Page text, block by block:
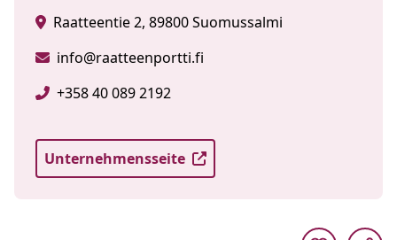
Raatteentie 2, 89800 Suomussalmi
info@raatteenportti.fi
+358 40 089 2192
Unternehmensseite